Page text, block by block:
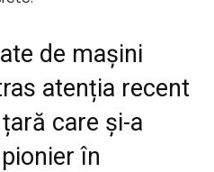
de mașini
atenția recent
care și-a
în